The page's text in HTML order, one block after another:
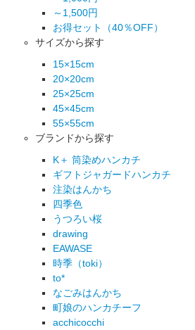
～1,500円
お得セット（40％OFF）
サイズから探す
15×15cm
20×20cm
25×25cm
45×45cm
55×55cm
ブランドから探す
K＋ 筒染めハンカチ
ギフトジャガードハンカチ
注染はんかち
四季色
うつろい桜
drawing
EAWASE
時季（toki）
to*
なごみはんかち
町娘のハンカチーフ
acchicocchi